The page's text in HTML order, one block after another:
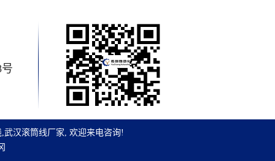
,武汉滚筒线厂家, 欢迎来电咨询!